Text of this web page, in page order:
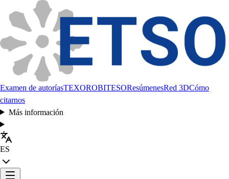
Examen de autoríasTEXOROBITESOResúmenesRed 3DCómo
citarnos
Más información
ES